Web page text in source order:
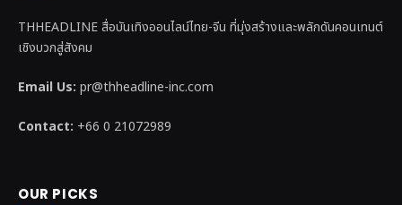
THHEADLINE สื่อบันเทิงออนไลน์ไทย-จีน ที่มุ่งสร้างและพลักดันคอนเทนต์
เชิงบวกสู่สังคม
Email Us: pr@thheadline-inc.com
Contact: +66 0 21072989
OUR PICKS